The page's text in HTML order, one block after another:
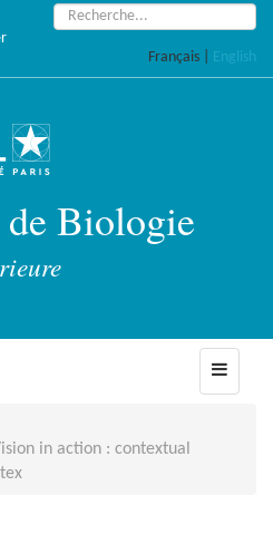
Rechercher :
Français English
Biologie
Toggle
in action : contextual